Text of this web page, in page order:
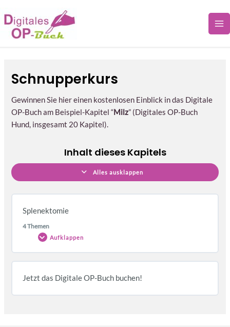
Inhalt
springen
Schnupperkurs
Gewinnen Sie hier einen kostenlosen Einblick in das Digitale
OP-Buch am Beispiel-Kapitel “Milz” (Digitales OP-Buch
Hund, insgesamt 20 Kapitel).
Inhalt dieses Kapitels
Alles ausklappen
Splenektomie
4 Themen
Aufklappen
Abgeschlossen0/4 Schritte
Jetzt das Digitale OP-Buch buchen!